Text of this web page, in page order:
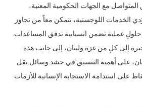
مع الجهات الحكومية المعنية،
الخدمات اللوجستية، نتمكن معاً من تجاوز
حلولٍ عملية تضمن انسيابية تدفق المساعدات.
إلى كلٍ من غزة ولبنان، إلى جانب هذه
على أهمية التنسيق في حشد وسائل نقل
على استدامة الاستجابة الإنسانية للأزمات